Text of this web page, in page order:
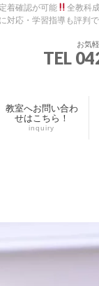
着確認が可能
全教科
応・学習指導も評判で
お気
TEL
教室へお問い合わ
せはこちら！
inquiry